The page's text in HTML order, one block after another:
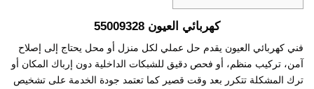
كهربائي العيون 55009328
فني كهربائي العيون يقدم حل عملي لكل منزل أو محل يحتاج إلى إصلاح
آمن، تركيب منظم، أو فحص دقيق للشبكات الداخلية دون إرباك المكان أو
ترك المشكلة تتكرر بعد وقت قصير كما تعتمد جودة الخدمة على تشخيص